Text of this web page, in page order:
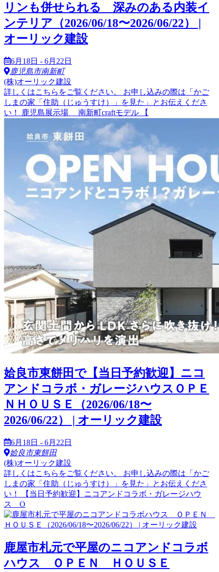
リンも併せられる 深みのある内装イ
ンテリア（2026/06/18〜2026/06/22） |
オーリック建設
6月18日 - 6月22日
鹿児島市南新町
(株)オーリック建設
詳しくはこちらをご覧ください。 お申し込みの際は「かご
しまの家「住助（じゅうすけ）」を見た」とお伝えくださ
い！ 鹿児島展示場 南新町craftモデル 【
姶良市東餅田で【当日予約歓迎】ニコ
アンドコラボ・ガレージハウスＯＰＥ
ＮＨＯＵＳＥ（2026/06/18〜
2026/06/22） | オーリック建設
6月18日 - 6月22日
姶良市東餅田
(株)オーリック建設
詳しくはこちらをご覧ください。 お申し込みの際は「かご
しまの家「住助（じゅうすけ）」を見た」とお伝えくださ
い！ 【当日予約歓迎】ニコアンドコラボ・ガレージハウ
ス O
鹿屋市札元で平屋のニコアンドコラボ
ハウス ＯＰＥＮ ＨＯＵＳＥ